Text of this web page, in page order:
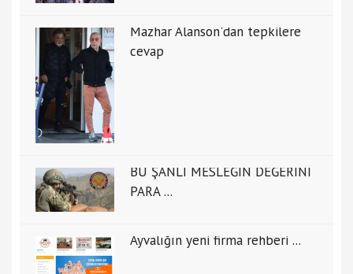
Mazhar Alanson'dan tepkilere
cevap
BU ŞANLI MESLEĞİN DEĞERİNİ
PARA ...
Ayvalığın yeni firma rehberi ...